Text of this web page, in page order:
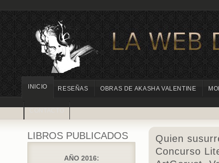
INICIO RESEÑAS OBRAS DE AKASHA VALENTINE
LIBROS PUBLICADOS
AÑO 2016:
Quien
Concurso